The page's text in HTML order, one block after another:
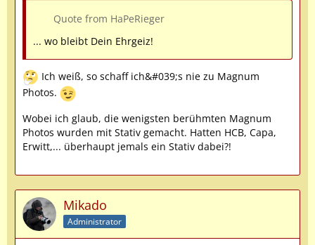
Quote from HaPeRieger
... wo bleibt Dein Ehrgeiz!
Ich weiß, so schaff ich&#039;s nie zu Magnum
Photos.
Wobei ich glaub, die wenigsten berühmten Magnum
Photos wurden mit Stativ gemacht. Hatten HCB, Capa,
Erwitt,... überhaupt jemals ein Stativ dabei?!
Mikado
Administrator